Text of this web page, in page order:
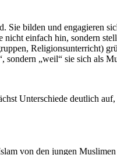
bilden und engagieren
einfach hin, sondern
Religionsunterricht)
sondern „weil“ sie sich als
Unterschiede deutlich
von den jungen